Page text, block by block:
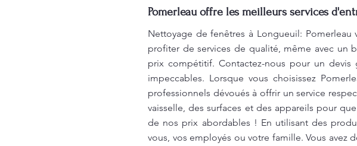
Pomerleau offre les meilleurs services
Nettoyage de fenêtres à Longueuil:
profiter de services de qualité, même avec un
prix compétitif. Contactez-nous pour un
impeccables. Lorsque vous choisissez
professionnels dévoués à offrir un service
vaisselle, des surfaces et des appareils pour
de nos prix abordables ! En utilisant des
vous, vos employés ou votre famille. Vous avez